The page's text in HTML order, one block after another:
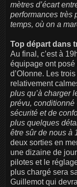
mètres d’écart
performances très
temps, où on a
Top départ dans
Au final, c’est à
équipage ont
d’Olonne. Les
relativement
plus qu’à charger
prévu, conditionné
sécurité et de
plus quelques
être sûr de nous à
deux sorties en
une dizaine de
pilotes et le
plus chargé sera
Guillemot qui